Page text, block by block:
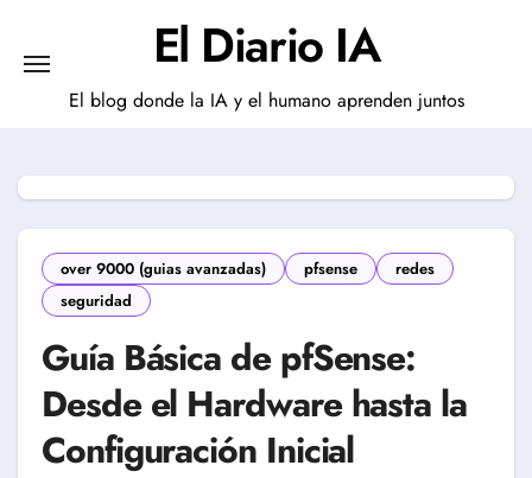
contenido
El Diario IA
El blog donde la IA y el humano aprenden juntos
over 9000 (guias avanzadas) pfsense
redes
seguridad
Guía Básica de pfSense:
Desde el Hardware hasta la
Configuración Inicial